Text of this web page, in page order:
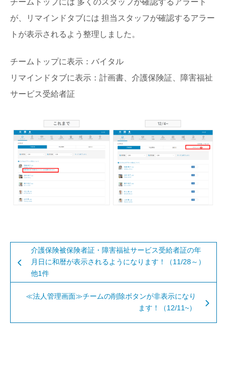
が、リマインドタブには 担当スタッフが確認するアラー
トが表示されるよう整理しました。
チームトップに表示：バイタル
リマインドタブに表示：計画書、介護保険証、障害福祉
サービス受給者証
介護保険被保険者証・障害福祉サービス受給者証の年
月日に和暦が表示されるようになります！（11/28～）
他1件
≪法人管理画面≫チームの削除ボタンが非表示になり
ます！（12/11~）